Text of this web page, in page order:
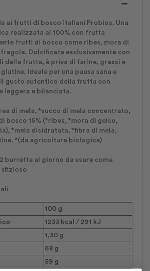
ai frutti di bosco italiani Probios. Una
realizzata al 100% con frutta
frutti di bosco come ribes, mora di
Dolcificata esclusivamente con
della frutta, è priva di farine, grassi e
Ideale per una pausa sana e
gusto autentico della frutta con
leggera e bilanciata.
di mela, *succo di mela concentrato,
bosco 15% (*ribes, *mora di gelso,
*mela disidratata, *fibra di mela,
*(da agricoltura biologica)
2 barrette al giorno da usare come
sfizioso
100 g
1233 kcal / 291 kJ
1,30 g
68 g
59 g